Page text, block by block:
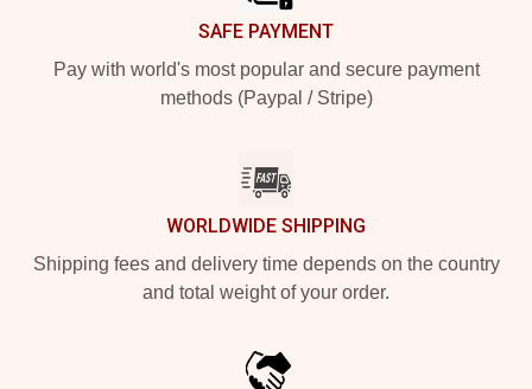
SAFE PAYMENT
Pay with world's most popular and secure payment
methods (Paypal / Stripe)
WORLDWIDE SHIPPING
Shipping fees and delivery time depends on the country
and total weight of your order.